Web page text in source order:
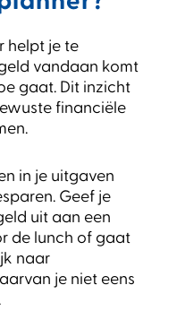
helpt je te
vandaan komt
gaat. Dit inzicht
financiële
in je uitgaven
Geef je
uit aan een
de lunch of gaat
naar
je niet eens